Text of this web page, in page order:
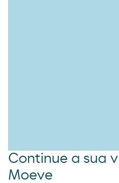
Continue a sua
Moeve